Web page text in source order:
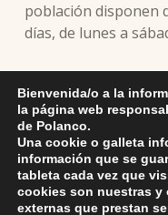
población disponen
días, de lunes a
Por ello, el
próximos meses
en la frecuencia de
crecimiento
municipio, lo que
actual ordenanza
Bienvenida/o a la
la página web
de Polanco.
Una cookie o galleta
información que se
tableta cada vez que
cookies son nuestras y
externas que prestan